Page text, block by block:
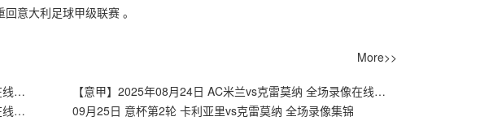
意大利足球甲级联赛 。
More>>
【意甲】2025年08月30日 克雷莫纳vs萨索洛 全场录像在线回放
【意甲】2025年08月24日 AC米兰vs克雷莫纳 全场录像在线回放
【意杯】2025年08月17日 克雷莫纳vs巴勒莫 全场录像在线回放
09月25日 意杯第2轮 卡利亚里vs克雷莫纳 全场录像集锦